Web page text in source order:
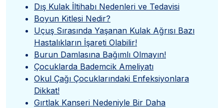
Dış Kulak İltihabı Nedenleri ve Tedavisi
Boyun Kitlesi Nedir?
Uçuş Sırasında Yaşanan Kulak Ağrısı Bazı
Hastalıkların İşareti Olabilir!
Burun Damlasına Bağımlı Olmayın!
Çocuklarda Bademcik Ameliyatı
Okul Çağı Çocuklarındaki Enfeksiyonlara
Dikkat!
Gırtlak Kanseri Nedeniyle Bir Daha